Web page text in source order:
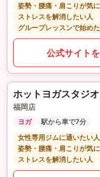
姿勢・腰痛・肩こりが気
ストレスを解消したい人
グループレッスンで始め
公式サイト
ホットヨガスタジ
福岡店
ヨガ
駅から車で7分
女性専用ジムに通いたい人
姿勢・腰痛・肩こりが気
ストレスを解消したい人